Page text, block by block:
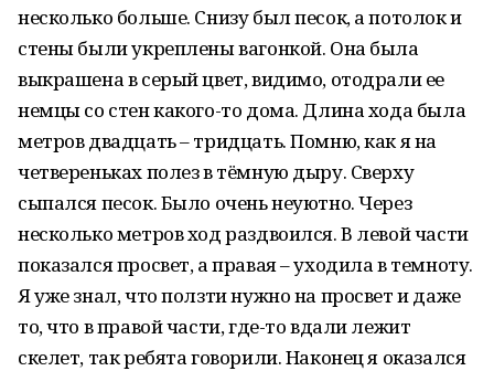
несколько больше. Снизу был песок, а потолок и
стены были укреплены вагонкой. Она была
выкрашена в серый цвет, видимо, отодрали ее
немцы со стен какого-то дома. Длина хода была
метров двадцать – тридцать. Помню, как я на
четвереньках полез в тёмную дыру. Сверху
сыпался песок. Было очень неуютно. Через
несколько метров ход раздвоился. В левой части
показался просвет, а правая – уходила в темноту.
Я уже знал, что ползти нужно на просвет и даже
то, что в правой части, где-то вдали лежит
скелет, так ребята говорили. Наконец я оказался